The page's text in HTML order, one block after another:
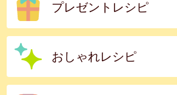
プレゼントレシピ
おしゃれレシピ